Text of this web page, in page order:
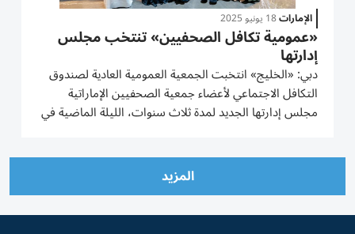
الإمارات18 يونيو 2025
«عمومية تكافل الصحفيين» تنتخب مجلس
إدارتها
دبي: «الخليج» انتخبت الجمعية العمومية العادية لصندوق
التكافل الاجتماعي لأعضاء جمعية الصحفيين الإماراتية
مجلس إدارتها الجديد لمدة ثلاث سنوات، الليلة الماضية في
المزيد